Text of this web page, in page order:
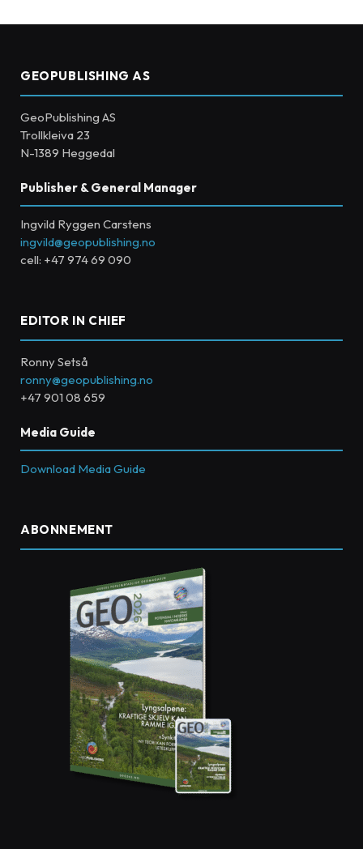
GEOPUBLISHING AS
GeoPublishing AS
Trollkleiva 23
N-1389 Heggedal
Publisher & General Manager
Ingvild Ryggen Carstens
ingvild@geopublishing.no
cell: +47 974 69 090
EDITOR IN CHIEF
Ronny Setså
ronny@geopublishing.no
+47 901 08 659
Media Guide
Download Media Guide
ABONNEMENT